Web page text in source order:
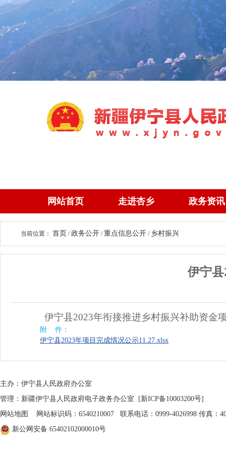
网站首页 走进杏乡 政务资讯
当前位置： 首页 /政务公开 /重点信息公开 / 乡村振兴
伊宁
伊宁县2023年衔接推进乡村振兴补助资金
附 件：
伊宁县2023年项目完成情况公示11.27.xlsx
主办：伊宁县人民政府办公室
管理：新疆伊宁县人民政府电子政务办公室
[新ICP备10003200号]
网站地图
网站标识码：6540210007 联系电话：0999-4026998 传真：
新公网安备 65402102000010号